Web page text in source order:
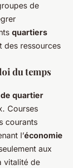
de
quartiers
des ressources
du temps
quartier
Courses
courants
l’économie
aux
vitalité de